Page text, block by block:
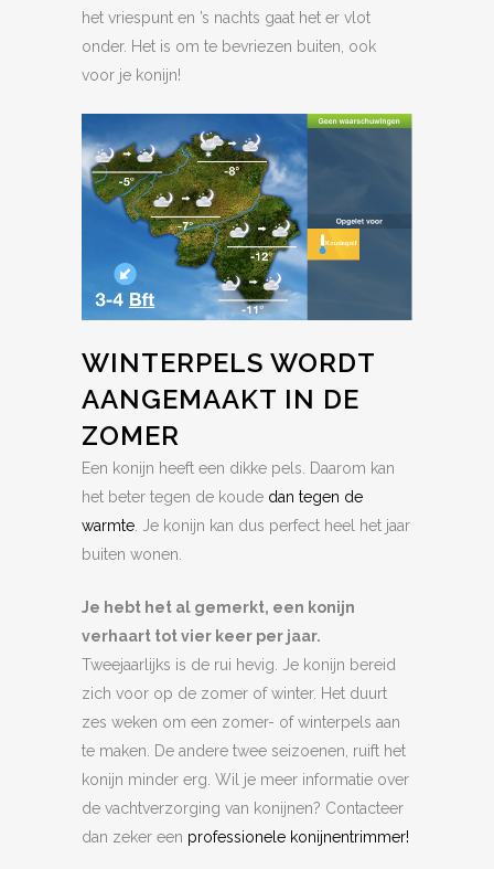
het vriespunt en ’s nachts gaat het er vlot
onder. Het is om te bevriezen buiten, ook
voor je konijn!
WINTERPELS WORDT
AANGEMAAKT IN DE
ZOMER
Een konijn heeft een dikke pels. Daarom kan
het beter tegen de koude dan tegen de
warmte . Je konijn kan dus perfect heel het jaar
buiten wonen.
Je hebt het al gemerkt, een konijn
verhaart tot vier keer per jaar.
Tweejaarlijks is de rui hevig. Je konijn bereid
zich voor op de zomer of winter. Het duurt
zes weken om een zomer- of winterpels aan
te maken. De andere twee seizoenen, ruift het
konijn minder erg. Wil je meer informatie over
de vachtverzorging van konijnen? Contacteer
dan zeker een professionele konijnentrimmer!